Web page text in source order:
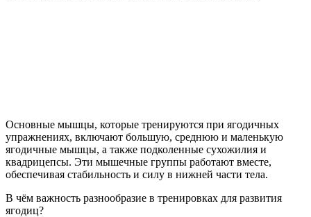
Основные мышцы, которые тренируются при ягодичных
упражнениях, включают большую, среднюю и маленькую
ягодичные мышцы, а также подколенные сухожилия и
квадрицепсы. Эти мышечные группы работают вместе,
обеспечивая стабильность и силу в нижней части тела.
В чём важность разнообразие в тренировках для развития
ягодиц?